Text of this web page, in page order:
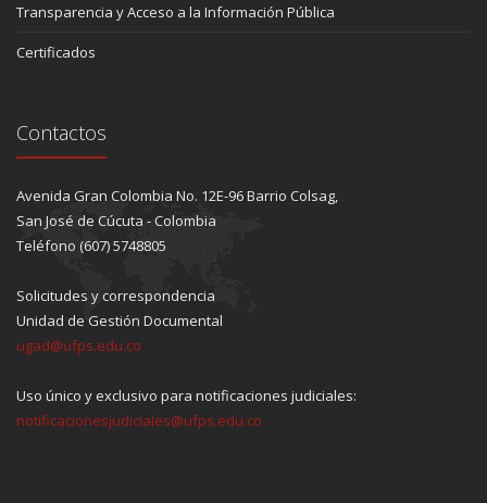
Transparencia y Acceso a la Información Pública
Certificados
Contactos
Avenida Gran Colombia No. 12E-96 Barrio Colsag,
San José de Cúcuta - Colombia
Teléfono (607) 5748805
Solicitudes y correspondencia
Unidad de Gestión Documental
ugad@ufps.edu.co
Uso único y exclusivo para notificaciones judiciales:
notificacionesjudiciales@ufps.edu.co